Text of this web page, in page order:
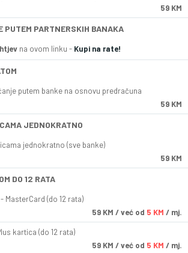
59 KM
PUTEM PARTNERSKIH BANAKA
na ovom linku - Kupi na rate!
putem banke na osnovu predračuna
59 KM
JEDNOKRATNO
jednokratno (sve banke)
59 KM
DO 12 RATA
MasterCard (do 12 rata)
59 KM / već od 5 KM / mj.
kartica (do 12 rata)
59 KM / već od 5 KM / mj.